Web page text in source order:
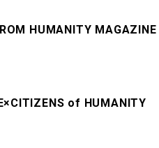
HUMANITY MAGAZINE
of HUMANITY